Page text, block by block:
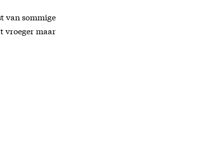
van sommige
vroeger maar